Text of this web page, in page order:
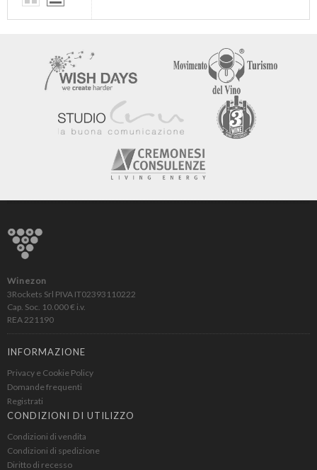
Winezon
3Rockets Srl PIVA IT02393110222
Cap. Soc. 10.000 € i.v.
REA 221190
INFORMAZIONE
Privacy e Cookie Policy
Domande frequenti
Registrati
CONDIZIONI DI UTILIZZO
Condizioni di vendita
Condizioni di spedizione
Diritto di recesso